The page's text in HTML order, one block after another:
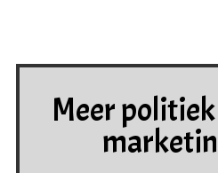
Meer